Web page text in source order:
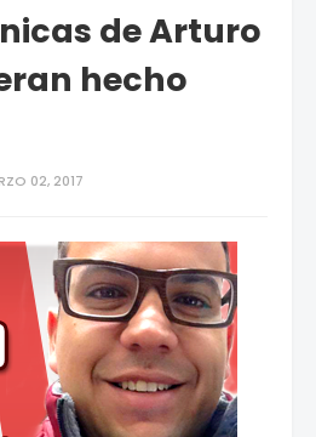
de Arturo
hecho
02, 2017